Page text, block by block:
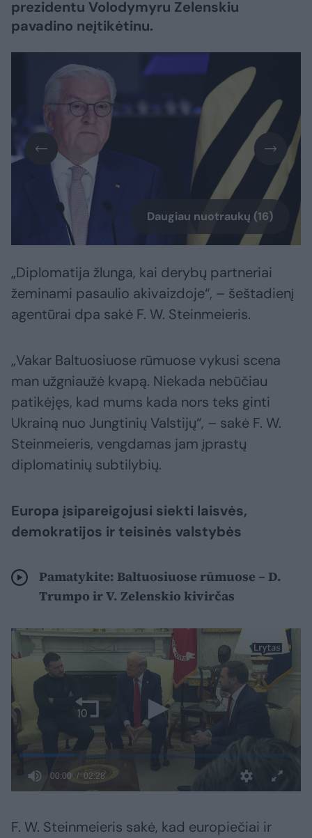
prezidentu Volodymyru Zelenskiu
pavadino neįtikėtinu.
Daugiau nuotraukų (16)
„Diplomatija žlunga, kai derybų partneriai
žeminami pasaulio akivaizdoje“, – šeštadienį
agentūrai dpa sakė F. W. Steinmeieris.
„Vakar Baltuosiuose rūmuose vykusi scena
man užgniaužė kvapą. Niekada nebūčiau
patikėjęs, kad mums kada nors teks ginti
Ukrainą nuo Jungtinių Valstijų“, – sakė F. W.
Steinmeieris, vengdamas jam įprastų
diplomatinių subtilybių.
Europa įsipareigojusi siekti laisvės,
demokratijos ir teisinės valstybės
Pamatykite: Baltuosiuose rūmuose – D.
Trumpo ir V. Zelenskio kivirčas
F. W. Steinmeieris sakė, kad europiečiai ir